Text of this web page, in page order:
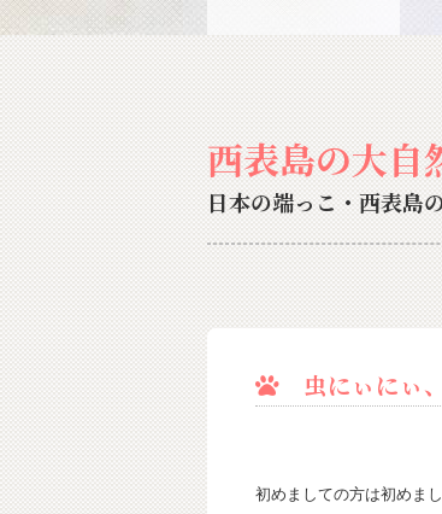
西表島の大自
日本の端っこ・西表島
虫にぃにぃ
初めましての方は初めま